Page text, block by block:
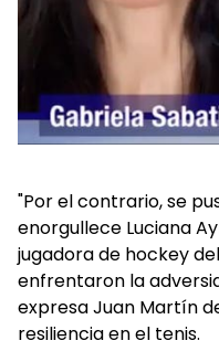
"Por el contrario, se
enorgullece Luciana
jugadora de hockey
enfrentaron la
expresa Juan Martín
resiliencia en el tenis.